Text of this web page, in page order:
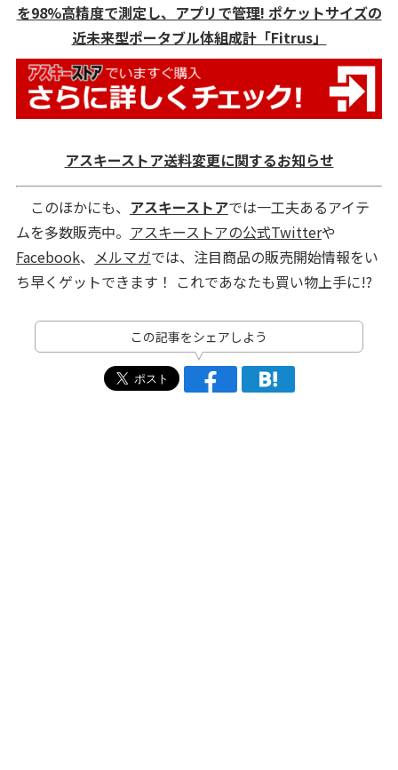
を98%高精度で測定し、アプリで管理! ポケットサイズの
近未来型ポータブル体組成計「Fitrus」
アスキーストア送料変更に関するお知らせ
このほかにも、 アスキーストアでは一工夫あるアイテ
ムを多数販売中。 アスキーストアの公式Twitterや
Facebook、 メルマガでは、注目商品の販売開始情報をい
ち早くゲットできます！ これであなたも買い物上手に!?
この記事をシェアしよう